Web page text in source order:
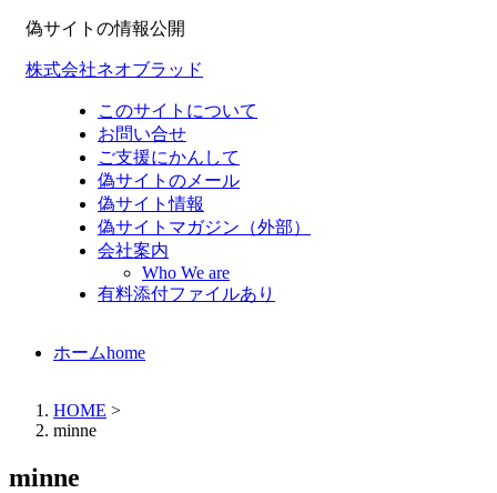
偽サイトの情報公開
株式会社ネオブラッド
このサイトについて
お問い合せ
ご支援にかんして
偽サイトのメール
偽サイト情報
偽サイトマガジン（外部）
会社案内
Who We are
有料添付ファイルあり
ホームhome
HOME >
minne
minne